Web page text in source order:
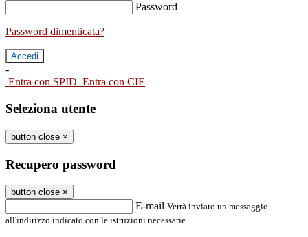
Password
Password dimenticata?
-
Entra con SPID Entra con CIE
Seleziona utente
button close ×
Recupero password
button close ×
E-mail Verrà inviato un messaggio
all'indirizzo indicato con le istruzioni necessarie.